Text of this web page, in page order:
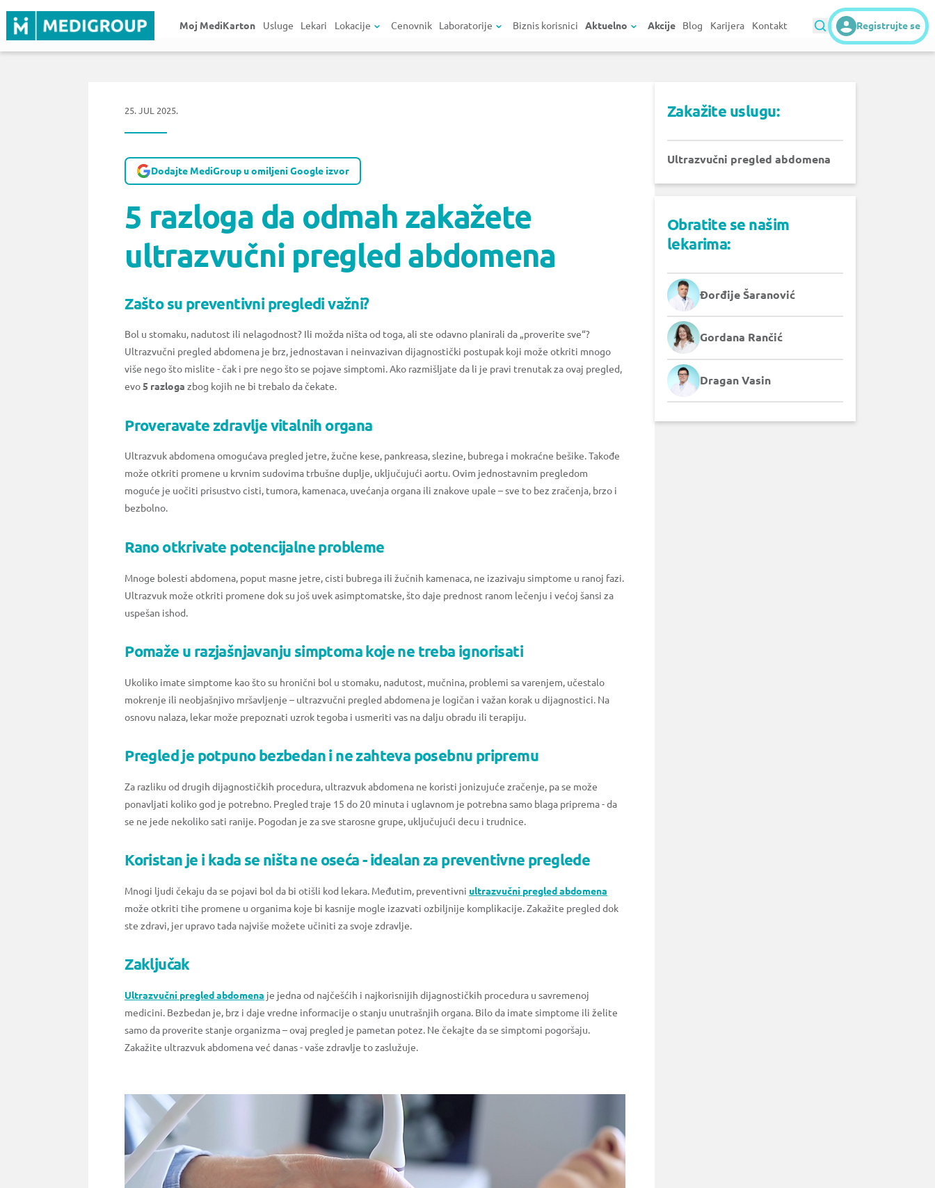
Moj MediKarton Usluge Lekari Lokacije Cenovnik Laboratorije Biznis korisnici Aktuelno Akcije Blog Karijera Kontakt Registrujte se
25. JUL 2025.
Dodajte MediGroup u omiljeni Google izvor
5 razloga da odmah zakažete
ultrazvučni pregled abdomena
Zašto su preventivni pregledi važni?
Bol u stomaku, nadutost ili nelagodnost? Ili možda ništa od toga, ali ste odavno planirali da „proverite sve“?
Ultrazvučni pregled abdomena je brz, jednostavan i neinvazivan dijagnostički postupak koji može otkriti mnogo
više nego što mislite - čak i pre nego što se pojave simptomi. Ako razmišljate da li je pravi trenutak za ovaj pregled,
evo5 razlogazbog kojih ne bi trebalo da čekate.
Proveravate zdravlje vitalnih organa
Ultrazvuk abdomena omogućava pregled jetre, žučne kese, pankreasa, slezine, bubrega i mokraćne bešike. Takođe
može otkriti promene u krvnim sudovima trbušne duplje, uključujući aortu. Ovim jednostavnim pregledom
moguće je uočiti prisustvo cisti, tumora, kamenaca, uvećanja organa ili znakove upale – sve to bez zračenja, brzo i
bezbolno.
Rano otkrivate potencijalne probleme
Mnoge bolesti abdomena, poput masne jetre, cisti bubrega ili žučnih kamenaca, ne izazivaju simptome u ranoj fazi.
Ultrazvuk može otkriti promene dok su još uvek asimptomatske, što daje prednost ranom lečenju i većoj šansi za
uspešan ishod.
Pomaže u razjašnjavanju simptoma koje ne treba ignorisati
Ukoliko imate simptome kao što su hronični bol u stomaku, nadutost, mučnina, problemi sa varenjem, učestalo
mokrenje ili neobjašnjivo mršavljenje – ultrazvučni pregled abdomena je logičan i važan korak u dijagnostici. Na
osnovu nalaza, lekar može prepoznati uzrok tegoba i usmeriti vas na dalju obradu ili terapiju.
Pregled je potpuno bezbedan i ne zahteva posebnu pripremu
Za razliku od drugih dijagnostičkih procedura, ultrazvuk abdomena ne koristi jonizujuće zračenje, pa se može
ponavljati koliko god je potrebno. Pregled traje 15 do 20 minuta i uglavnom je potrebna samo blaga priprema - da
se ne jede nekoliko sati ranije. Pogodan je za sve starosne grupe, uključujući decu i trudnice.
Koristan je i kada se ništa ne oseća - idealan za preventivne preglede
Mnogi ljudi čekaju da se pojavi bol da bi otišli kod lekara. Međutim, preventivniultrazvučni pregled abdomena
može otkriti tihe promene u organima koje bi kasnije mogle izazvati ozbiljnije komplikacije. Zakažite pregled dok
ste zdravi, jer upravo tada najviše možete učiniti za svoje zdravlje.
Zaključak
Ultrazvučni pregled abdomena je jedna od najčešćih i najkorisnijih dijagnostičkih procedura u savremenoj
medicini. Bezbedan je, brz i daje vredne informacije o stanju unutrašnjih organa. Bilo da imate simptome ili želite
samo da proverite stanje organizma – ovaj pregled je pametan potez. Ne čekajte da se simptomi pogoršaju.
Zakažite ultrazvuk abdomena već danas - vaše zdravlje to zaslužuje.
Zakažite uslugu:
Ultrazvučni pregled abdomena
Obratite se našim
lekarima:
Đorđije Šaranović
Gordana Rančić
Dragan Vasin